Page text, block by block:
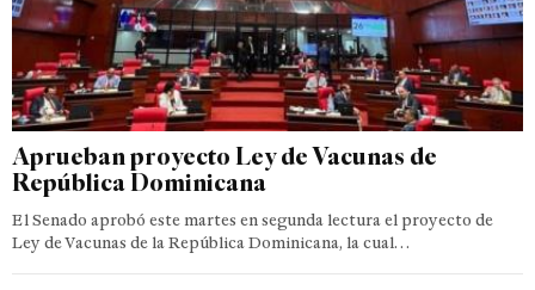
Aprueban proyecto Ley de Vacunas de
República Dominicana
El Senado aprobó este martes en segunda lectura el proyecto de
Ley de Vacunas de la República Dominicana, la cual…